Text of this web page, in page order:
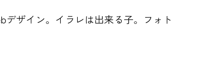
ザイン。イラレは出来る子。フォト